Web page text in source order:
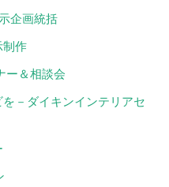
企画統括
制作
ー＆相談会
－ダイキンインテリアセ